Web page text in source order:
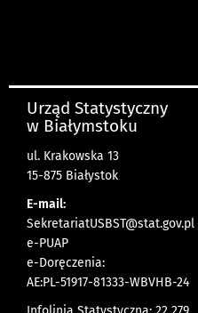
Urząd Statystyczny
w Białymstoku
ul. Krakowska 13
15-875 Białystok
E-mail:
SekretariatUSBST@stat.gov.pl
e-PUAP
e-Doręczenia:
AE:PL-51917-81333-WBVHB-24